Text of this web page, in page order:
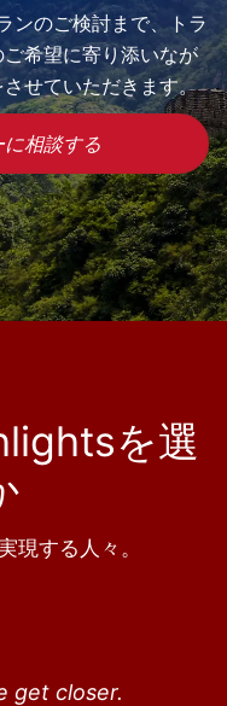
ンのご検討まで、トラ
希望に寄り添いなが
せていただきます。
に相談する
を選
現する人々。
get closer.